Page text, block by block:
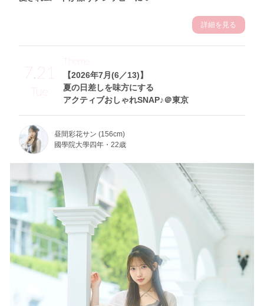
詳細を見る
7.21
Tue
【2026年7月(6／13)】
夏の日差しを味方にする
アクティブおしゃれSNAP♪＠東京
Theme
昼間彩花サン (156cm)
國學院大學四年・22歳